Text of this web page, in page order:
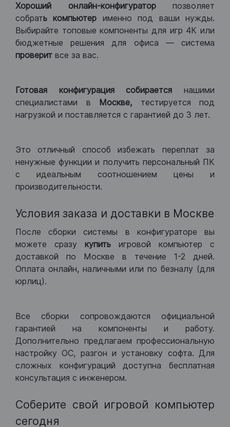
Хороший онлайн-конфигураторпозволяет
собрать компьютер именно под ваши нужды.
Выбирайте топовые компоненты для игр 4К или
бюджетные решения для офиса — система
проверит все за вас.
Готовая конфигурация собираетсянашими
специалистами в Москве, тестируется под
нагрузкой и поставляется с гарантией до 3 лет.
Это отличный способ избежать переплат за
ненужные функции и получить персональный ПК
с идеальным соотношением цены и
производительности.
Условия заказа и доставки в Москве
После сборки системы в конфигураторе вы
можете сразу купить игровой компьютер с
доставкой по Москве в течение 1-2 дней.
Оплата онлайн, наличными или по безналу (для
юрлиц).
Все сборки сопровождаются официальной
гарантией на компоненты и работу.
Дополнительно предлагаем профессиональную
настройку ОС, разгон и установку софта. Для
сложных конфигураций доступна бесплатная
консультация с инженером.
Соберите свой игровой компьютер
сегодня